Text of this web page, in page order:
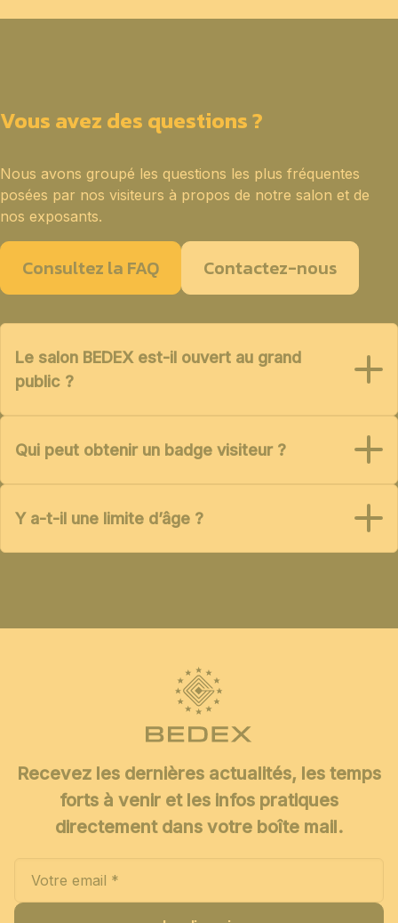
Vous avez des questions ?
Nous avons groupé les questions les plus fréquentes
posées par nos visiteurs à propos de notre salon et de
nos exposants.
Consultez la FAQ Contactez-nous
Le salon BEDEX est-il ouvert au grand
public ?
Qui peut obtenir un badge visiteur ?
Y a-t-il une limite d’âge ?
Recevez les dernières actualités, les temps
forts à venir et les infos pratiques
directement dans votre boîte mail.